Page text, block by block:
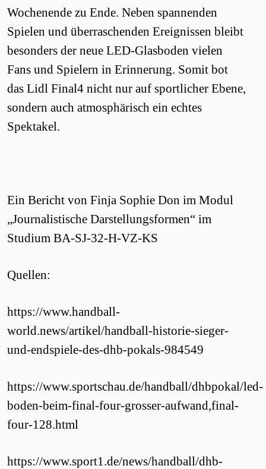
Wochenende zu Ende. Neben spannenden
Spielen und überraschenden Ereignissen bleibt
besonders der neue LED-Glasboden vielen
Fans und Spielern in Erinnerung. Somit bot
das Lidl Final4 nicht nur auf sportlicher Ebene,
sondern auch atmosphärisch ein echtes
Spektakel.
Ein Bericht von Finja Sophie Don im Modul
„Journalistische Darstellungsformen“ im
Studium BA-SJ-32-H-VZ-KS
Quellen:
https://www.handball-
world.news/artikel/handball-historie-sieger-
und-endspiele-des-dhb-pokals-984549
https://www.sportschau.de/handball/dhbpokal/led-
boden-beim-final-four-grosser-aufwand,final-
four-128.html
https://www.sport1.de/news/handball/dhb-